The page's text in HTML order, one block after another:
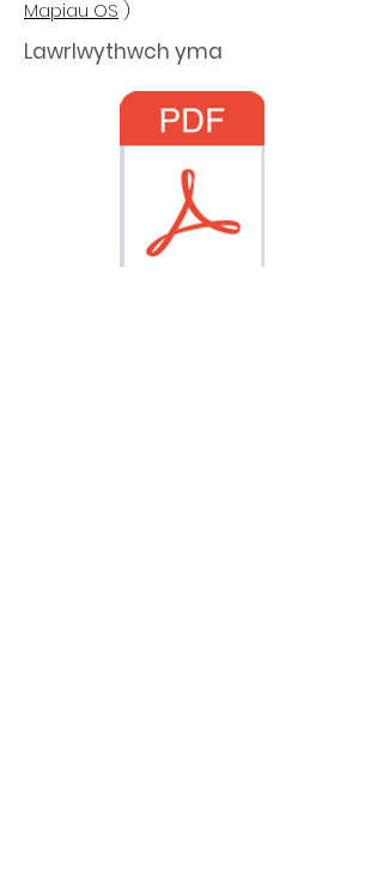
Mapiau OS )
Lawrlwythwch yma